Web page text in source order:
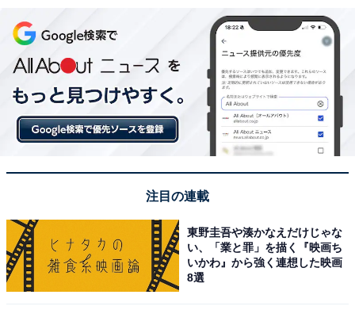
注目の連載
東野圭吾や湊かなえだけじゃな
い、「業と罪」を描く『映画ち
いかわ』から強く連想した映画
8選